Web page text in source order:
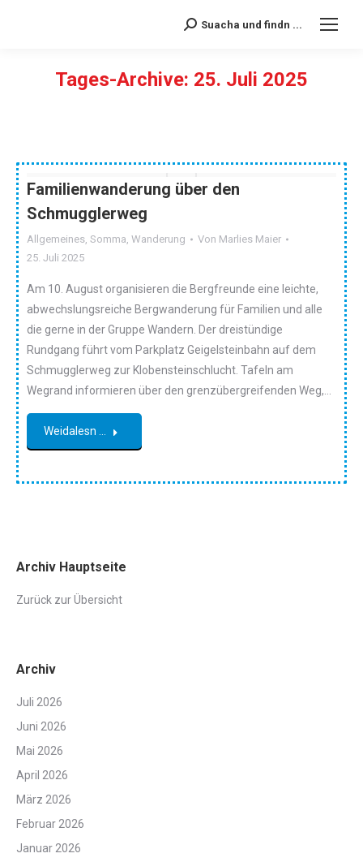
Search:Suacha und findn ...
Tages-Archive: 25. Juli 2025
Familienwanderung über den
Schmugglerweg
Allgemeines, Somma, Wanderung Von Marlies Maier
25. Juli 2025
Am 10. August organisieren die Bergfreunde eine leichte,
abwechslungsreiche Bergwanderung für Familien und alle
die gerne in der Gruppe Wandern. Der dreistündige
Rundgang führt vom Parkplatz Geigelsteinbahn auf dem
Schmugglerweg zur Klobensteinschlucht. Tafeln am
Wegrand informieren über den grenzübergreifenden Weg,…
Weidalesn ...
Archiv Hauptseite
Zurück zur Übersicht
Archiv
Juli 2026
Juni 2026
Mai 2026
April 2026
März 2026
Februar 2026
Januar 2026